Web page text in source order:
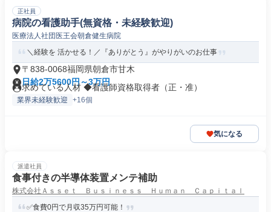
正社員
病院の看護助手(無資格・未経験歓迎)
医療法人社団医王会朝倉健生病院
＼経験を 活かせる！／『ありがとう』がやりがいのお仕事
〒838-0068福岡県朝倉市甘木
日給2万5600円～3万円
求めている人材 ◆看護師資格取得者（正・准）
業界未経験歓迎 +16個
気になる
派遣社員
食事付きの半導体装置メンテ補助
株式会社Ａｓｓｅｔ Ｂｕｓｉｎｅｓｓ Ｈｕｍａｎ Ｃａｐｉｔａｌ
✅食費0円で月収35万円可能！